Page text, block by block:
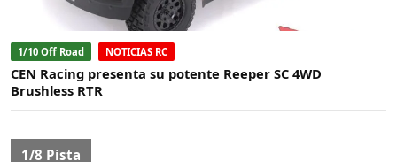
1/10 Off Road NOTICIAS RC
CEN Racing presenta su potente Reeper SC 4WD
Brushless RTR
1/8 Pista